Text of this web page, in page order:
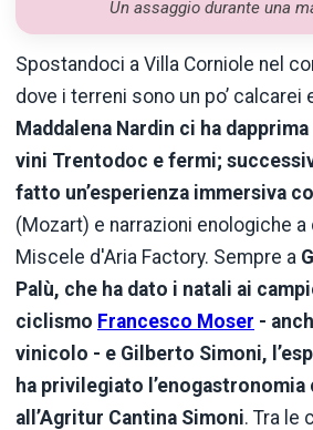
Un assaggio durante una
Spostandoci a Villa Corniole nel
dove i terreni sono un po’ calcarei
Maddalena Nardin ci ha
vini Trentodoc e fermi;
fatto un’esperienza immersiva
(Mozart) e narrazioni enologiche
Miscele d'Aria Factory. Sempre a
Palù, che ha dato i natali ai
ciclismo Francesco Moser -
vinicolo - e Gilberto Simoni,
ha privilegiato l’enogastronomia
all’Agritur Cantina Simoni. Tra le